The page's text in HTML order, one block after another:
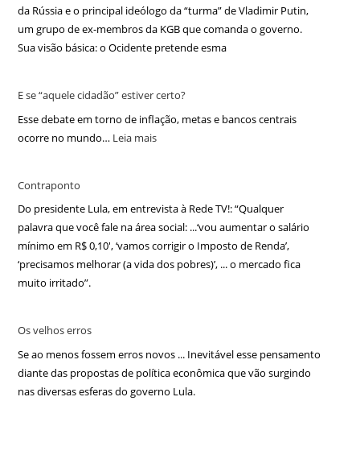
da Rússia e o principal ideólogo da “turma” de Vladimir Putin,
um grupo de ex-membros da KGB que comanda o governo.
Sua visão básica: o Ocidente pretende esma
E se “aquele cidadão” estiver certo?
Esse debate em torno de inflação, metas e bancos centrais
ocorre no mundo… Leia mais
Contraponto
Do presidente Lula, em entrevista à Rede TV!: “Qualquer
palavra que você fale na área social: ...‘vou aumentar o salário
mínimo em R$ 0,10′, ‘vamos corrigir o Imposto de Renda’,
‘precisamos melhorar (a vida dos pobres)’, ... o mercado fica
muito irritado”.
Os velhos erros
Se ao menos fossem erros novos ... Inevitável esse pensamento
diante das propostas de política econômica que vão surgindo
nas diversas esferas do governo Lula.